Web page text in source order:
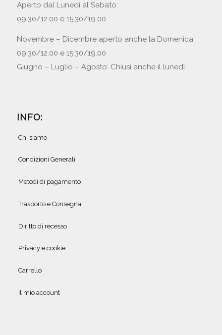
Aperto dal Lunedì al Sabato:
09.30/12.00 e 15.30/19.00
Novembre – Dicembre aperto anche la Domenica
09.30/12.00 e 15.30/19.00
Giugno – Luglio – Agosto: Chiusi anche il lunedì
INFO:
Chi siamo
Condizioni Generali
Metodi di pagamento
Trasporto e Consegna
Diritto di recesso
Privacy e cookie
Carrello
Il mio account